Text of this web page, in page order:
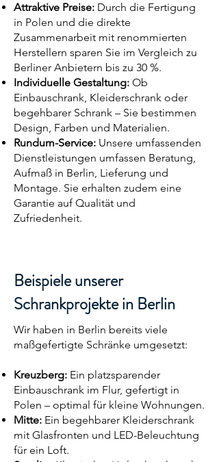
Attraktive Preise: Durch die Fertigung
in Polen und die direkte
Zusammenarbeit mit renommierten
Herstellern sparen Sie im Vergleich zu
Berliner Anbietern bis zu 30 %.
Individuelle Gestaltung: Ob
Einbauschrank, Kleiderschrank oder
begehbarer Schrank – Sie bestimmen
Design, Farben und Materialien.
Rundum-Service: Unsere umfassenden
Dienstleistungen umfassen Beratung,
Aufmaß in Berlin, Lieferung und
Montage. Sie erhalten zudem eine
Garantie auf Qualität und
Zufriedenheit.
Beispiele unserer
Schrankprojekte in Berlin
Wir haben in Berlin bereits viele
maßgefertigte Schränke umgesetzt:
Kreuzberg: Ein platzsparender
Einbauschrank im Flur, gefertigt in
Polen – optimal für kleine Wohnungen.
Mitte: Ein begehbarer Kleiderschrank
mit Glasfronten und LED-Beleuchtung
für ein Loft.